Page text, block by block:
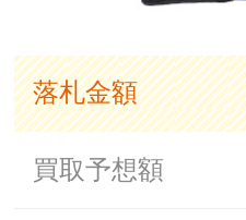
落札金額
買取予想額